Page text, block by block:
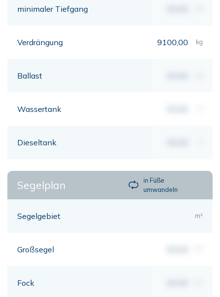
minimaler Tiefgang
Verdrängung 9100,00 kg
Ballast
Wassertank
Dieseltank
Segelplan
in Füße
umwandeln
Segelgebiet m²
Großsegel
Fock